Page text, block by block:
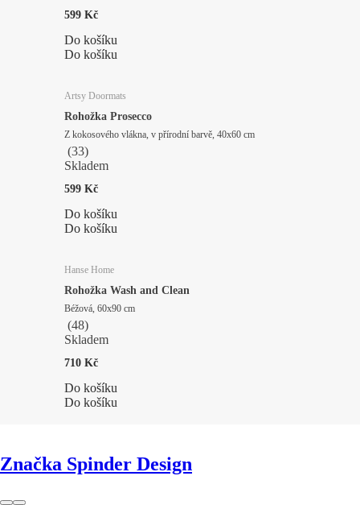
599 Kč
Do košíku
Do košíku
Artsy Doormats
Rohožka Prosecco
Z kokosového vlákna, v přírodní barvě, 40x60 cm
(33)
Skladem
599 Kč
Do košíku
Do košíku
Hanse Home
Rohožka Wash and Clean
Béžová, 60x90 cm
(48)
Skladem
710 Kč
Do košíku
Do košíku
Značka Spinder Design